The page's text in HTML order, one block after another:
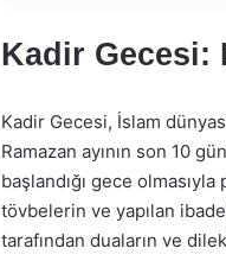
Kadir Gecesi:
Kadir Gecesi, İslam
Ramazan ayının son 10
başlandığı gece
tövbelerin ve yapılan
tarafından duaların ve